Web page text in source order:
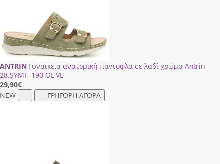
ANTRIN Γυναικεία ανατομική παντόφλα σε λαδί χρώμα Antrin
28.SΥΜΗ-190 OLIVE
29,90€
NEW
ΓΡΗΓΟΡΗ ΑΓΟΡΑ